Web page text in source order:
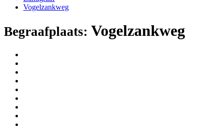
Vogelzankweg
Begraafplaats: Vogelzankweg